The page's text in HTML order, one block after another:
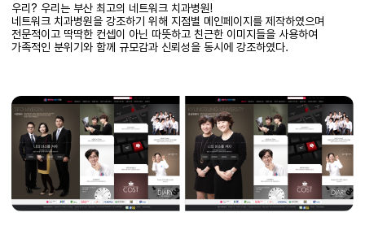
우리? 우리는 부산 최고의 네트워크 치과병원!
네트워크 치과병원을 강조하기 위해 지점별 메인페이지를 제작하였으며
전문적이고 딱딱한 컨셉이
아닌 따뜻하고 친근한 이미지들을 사용하여
가족적인 분위기와 함께 규모감과 신뢰성을 동시에 강조하였다.